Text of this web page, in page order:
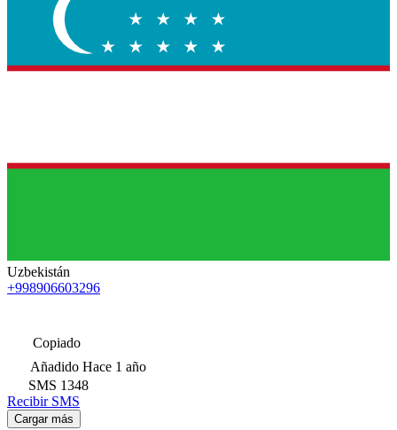
Uzbekistán
+998906603296
Copiado
Añadido Hace 1 año
SMS 1348
Recibir SMS
Cargar más